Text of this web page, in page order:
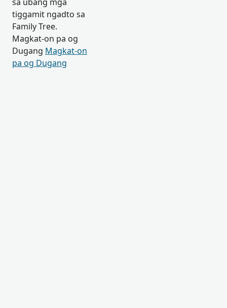
tiggamit ngadto sa
Family Tree.
Magkat-on pa og
Dugang Magkat-on
pa og Dugang